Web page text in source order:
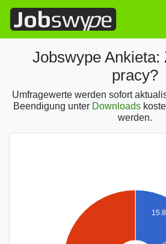
Jobswype Ankieta:
pracy?
Umfragewerte werden sofort
Beendigung unter Downloads
werden.